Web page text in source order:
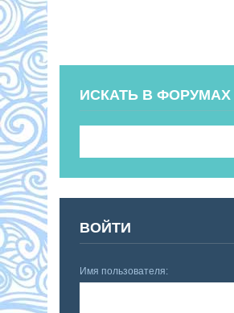
ИСКАТЬ В ФОРУМАХ
ВОЙТИ
Имя пользователя: